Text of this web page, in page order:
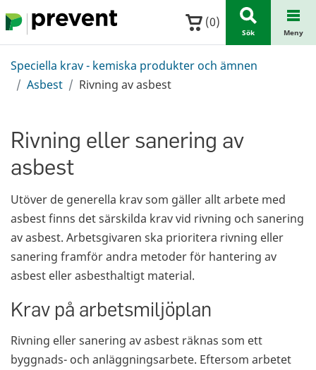
Hoppa till huvudinnehållet (0)
Sök Meny
Speciella krav - kemiska produkter och ämnen
Asbest
Rivning av asbest
Rivning eller sanering av
asbest
Utöver de generella krav som gäller allt arbete med
asbest finns det särskilda krav vid rivning och sanering
av asbest. Arbetsgivaren ska prioritera rivning eller
sanering framför andra metoder för hantering av
asbest eller asbesthaltigt material.
Krav på arbetsmiljöplan
Rivning eller sanering av asbest räknas som ett
byggnads- och anläggningsarbete. Eftersom arbetet